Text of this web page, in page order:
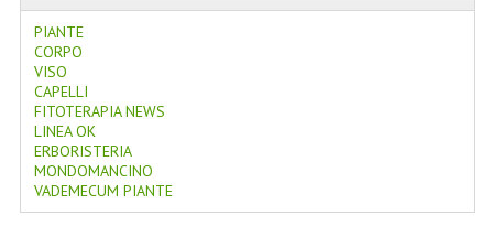
PIANTE
CORPO
VISO
CAPELLI
FITOTERAPIA NEWS
LINEA OK
ERBORISTERIA
MONDOMANCINO
VADEMECUM PIANTE